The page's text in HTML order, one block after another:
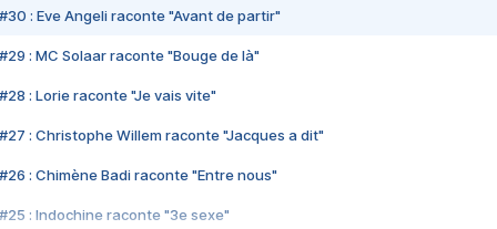
#30 : Eve Angeli raconte "Avant de partir"
#29 : MC Solaar raconte "Bouge de là"
#28 : Lorie raconte "Je vais vite"
#27 : Christophe Willem raconte "Jacques a dit"
#26 : Chimène Badi raconte "Entre nous"
#25 : Indochine raconte "3e sexe"